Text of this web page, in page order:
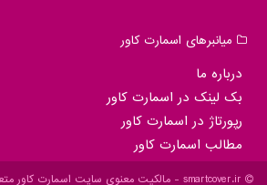
میانبرهای اسمارت كاور
درباره ما
بک لینک در اسمارت كاور
رپورتاژ در اسمارت كاور
مطالب اسمارت كاور